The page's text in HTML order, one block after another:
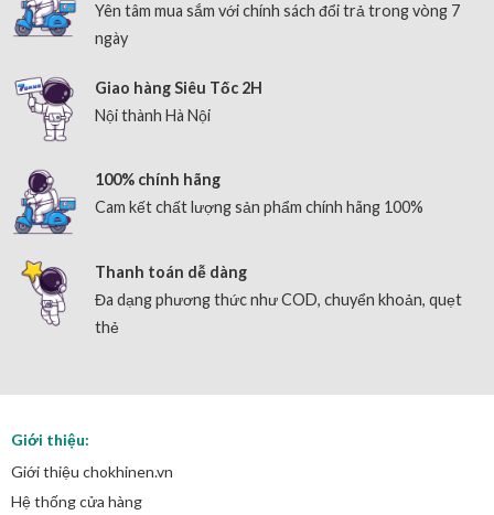
Yên tâm mua sắm với chính sách đổi trả trong vòng 7
ngày
Giao hàng Siêu Tốc 2H
Nội thành Hà Nội
100% chính hãng
Cam kết chất lượng sản phẩm chính hãng 100%
Thanh toán dễ dàng
Đa dạng phương thức như COD, chuyển khoản, quẹt
thẻ
Giới thiệu:
Giới thiệu chokhinen.vn
Hệ thống cửa hàng